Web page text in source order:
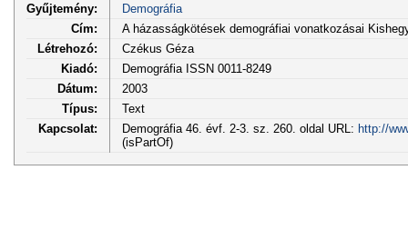
Gyűjtemény:
Demográfia
Cím:
A házasságkötések demográfiai vonatkozásai
Létrehozó:
Czékus Géza
Kiadó:
Demográfia ISSN 0011-8249
Dátum:
2003
Típus:
Text
Kapcsolat:
Demográfia 46. évf. 2-3. sz. 260. oldal URL: http://
(isPartOf)